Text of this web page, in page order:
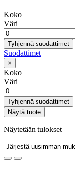
Koko
Väri
Tyhjennä suodattimet
Suodattimet
×
Koko
Väri
Tyhjennä suodattimet
Näytä tuote
Näytetään tulokset